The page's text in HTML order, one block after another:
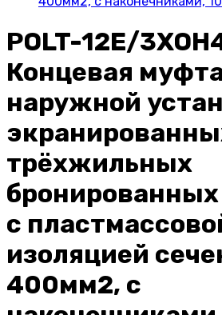
POLT-12E/
Концевая
наружной
трёхжильных
бронированных
с
изоляцией
400мм2, с